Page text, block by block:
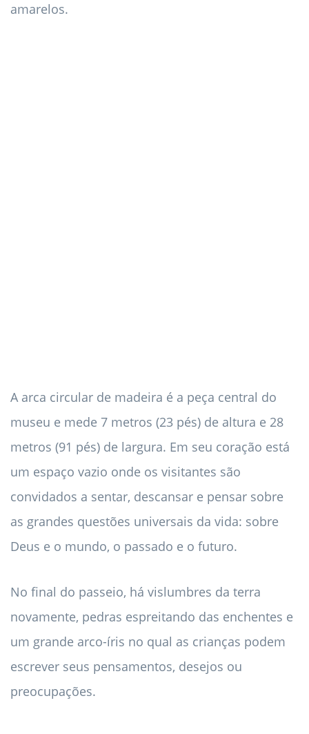
amarelos.
A arca circular de madeira é a peça central do
museu e mede 7 metros (23 pés) de altura e 28
metros (91 pés) de largura. Em seu coração está
um espaço vazio onde os visitantes são
convidados a sentar, descansar e pensar sobre
as grandes questões universais da vida: sobre
Deus e o mundo, o passado e o futuro.
No final do passeio, há vislumbres da terra
novamente, pedras espreitando das enchentes e
um grande arco-íris no qual as crianças podem
escrever seus pensamentos, desejos ou
preocupações.